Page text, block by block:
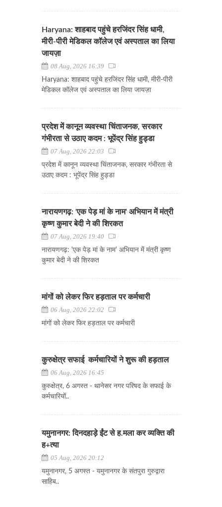
Haryana: शाहबाद पहुंचे हरजिंदर सिंह धामी,
मीरी-पीरी मेडिकल कॉलेज एवं अस्पताल का लिया
जायज़ा
08 Aug, 2026 16:39
Haryana: शाहबाद पहुंचे हरजिंदर सिंह धामी, मीरी-पीरी
मेडिकल कॉलेज एवं अस्पताल का लिया जायज़ा
प्रदेश में कानून व्यवस्था चिंताजनक, सरकार
गंभीरता से उठाए कदम : भूपेंद्र सिंह हुड्डा
07 Aug, 2026 22:03
प्रदेश में कानून व्यवस्था चिंताजनक, सरकार गंभीरता से
उठाए कदम : भूपेंद्र सिंह हुड्डा
नारायणगढ़: 'एक पेड़ मां के नाम' अभियान में मंत्री
कृष्ण कुमार बेदी ने की शिरकत
07 Aug, 2026 19:40
नारायणगढ़: 'एक पेड़ मां के नाम' अभियान में मंत्री कृष्ण
कुमार बेदी ने की शिरकत
मांगों को लेकर फिर हड़ताल पर कर्मचारी
06 Aug, 2026 22:02
मांगों को लेकर फिर हड़ताल पर कर्मचारी
कुरुक्षेत्र सफाई कर्मचारियों ने शुरू की हड़ताल
06 Aug, 2026 16:45
कुरुक्षेत्र, 6 अगस्त - थानेसर नगर परिषद के सफाई के
कर्मचारियों..
यमुनानगर: दिनदहाड़े ईंट से ह.मला कर व्यक्ति की
ह+त्या
05 Aug, 2026 20:12
यमुनानगर, 5 अगस्त - यमुनानगर के संतपुरा गुरुद्वारा
साहिब..